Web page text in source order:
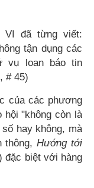
VI đã từng viết:
tận dụng các
vụ loan báo tin
, # 45)
của các phương
hội "không còn là
hay không, mà
thông,Hướng tới
đặc biệt với hàng